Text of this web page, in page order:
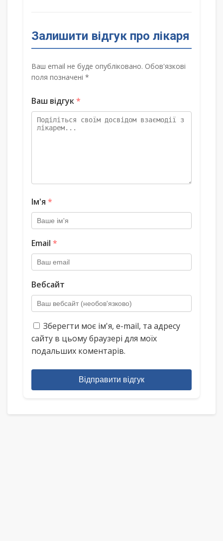
Залишити відгук про лікаря
Ваш email не буде опубліковано. Обов'язкові
поля позначені *
Ваш відгук*
Ім'я *
Email *
Вебсайт
Зберегти моє ім'я, e-mail, та адресу
сайту в цьому браузері для моїх
подальших коментарів.
Відправити відгук